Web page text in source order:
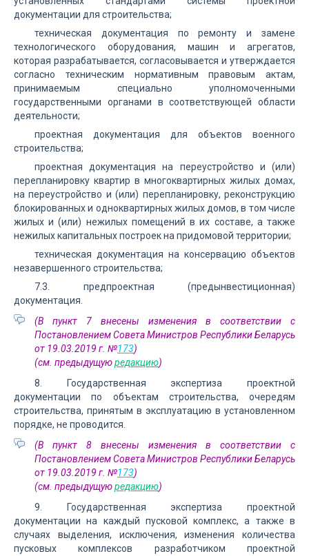
документации для строительства;
техническая документация по ремонту и замене
технологического оборудования, машин и агрегатов,
которая разрабатывается, согласовывается и утверждается
согласно техническим нормативным правовым актам,
принимаемым специально уполномоченными
государственными органами в соответствующей области
деятельности;
проектная документация для объектов военного
строительства;
проектная документация на переустройство и (или)
перепланировку квартир в многоквартирных жилых домах,
на переустройство и (или) перепланировку, реконструкцию
блокированных и одноквартирных жилых домов, в том числе
жилых и (или) нежилых помещений в их составе, а также
нежилых капитальных построек на придомовой территории;
техническая документация на консервацию объектов
незавершенного строительства;
7.3. предпроектная (предынвестиционная)
документация.
(В пункт 7 внесены изменения в соответствии с
Постановлением Совета Министров Республики Беларусь
от 19.03.2019 г. №173)
(см. предыдущуюредакцию)
8. Государственная экспертиза проектной
документации по объектам строительства, очередям
строительства, принятым в эксплуатацию в установленном
порядке, не проводится.
(В пункт 8 внесены изменения в соответствии с
Постановлением Совета Министров Республики Беларусь
от 19.03.2019 г. №173)
(см. предыдущуюредакцию)
9. Государственная экспертиза проектной
документации на каждый пусковой комплекс, а также в
случаях выделения, исключения, изменения количества
пусковых комплексов разработчиком проектной